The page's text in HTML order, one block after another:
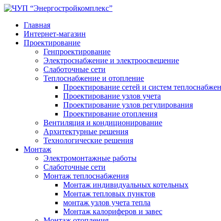
Главная
Интернет-магазин
Проектирование
Генпроектирование
Электроснабжение и электроосвещение
Слаботочные сети
Теплоснабжение и отопление
Проектирование сетей и систем
Проектирование узлов учета
Проектирование узлов регулирования
Проектирование отопления
Вентиляция и кондиционирование
Архитектурные решения
Технологические решения
Монтаж
Электромонтажные работы
Слаботочные сети
Монтаж теплоснабжения
Монтаж индивидуальных котельных
Монтаж тепловых пунктов
монтаж узлов учета тепла
Монтаж калориферов и завес